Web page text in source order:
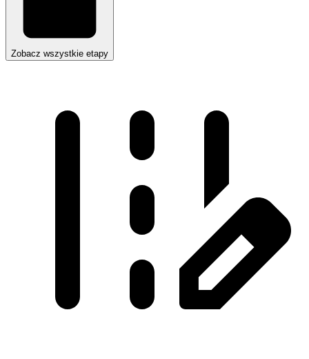
Zobacz wszystkie etapy